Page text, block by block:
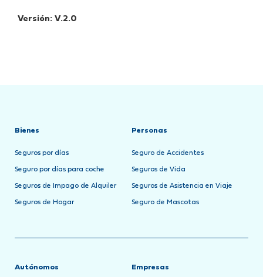
Versión: V.2.0
Bienes
Seguros por días
Seguro por días para coche
Seguros de Impago de Alquiler
Seguros de Hogar
Personas
Seguro de Accidentes
Seguros de Vida
Seguros de Asistencia en Viaje
Seguro de Mascotas
Autónomos Empresas